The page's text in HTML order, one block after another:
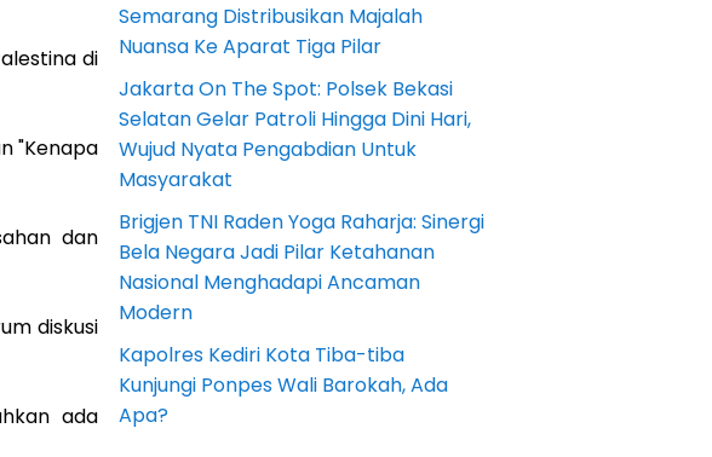
di
"Kenapa
dan
diskusi
ada
Semarang Distribusikan Majalah
Nuansa Ke Aparat Tiga Pilar
Jakarta On The Spot: Polsek Bekasi
Selatan Gelar Patroli Hingga Dini Hari,
Wujud Nyata Pengabdian Untuk
Masyarakat
Brigjen TNI Raden Yoga Raharja: Sinergi
Bela Negara Jadi Pilar Ketahanan
Nasional Menghadapi Ancaman
Modern
Kapolres Kediri Kota Tiba-tiba
Kunjungi Ponpes Wali Barokah, Ada
Apa?